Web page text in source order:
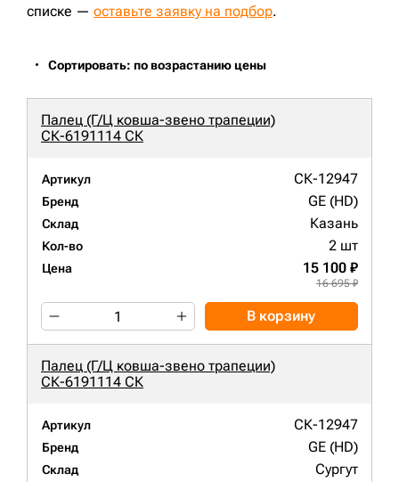
списке — оставьте заявку на подбор.
Сортировать: по возрастанию цены
Палец (Г/Ц ковша-звено трапеции)
СК-6191114 СК
Артикул СК-12947
Бренд GE (HD)
Склад Казань
Кол-во 2 шт
Цена 15 100 ₽
16 695 ₽
В корзину
Палец (Г/Ц ковша-звено трапеции)
СК-6191114 СК
Артикул СК-12947
Бренд GE (HD)
Склад Сургут